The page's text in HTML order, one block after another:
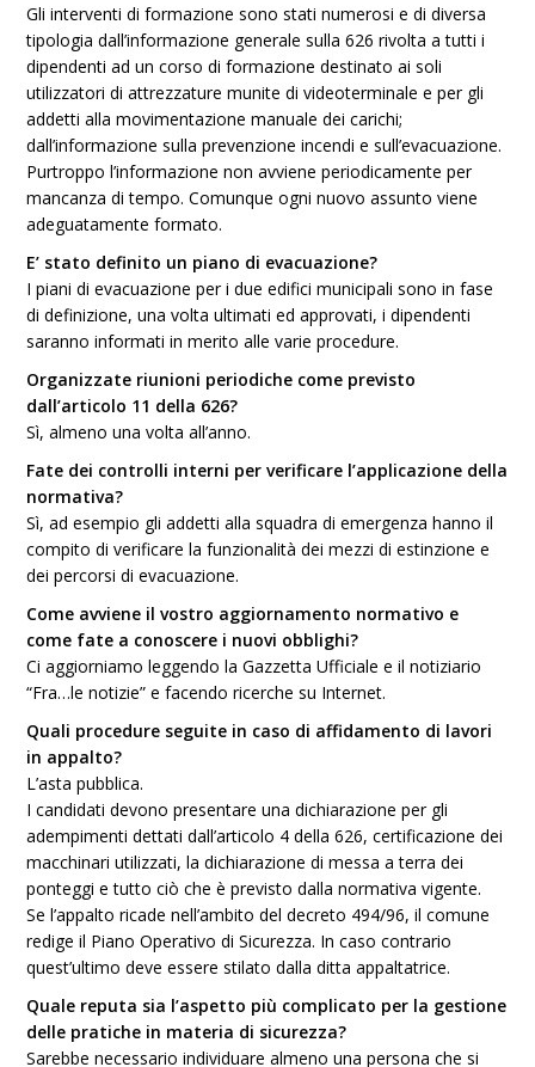
Gli interventi di formazione sono stati numerosi e di diversa
tipologia dall’informazione generale sulla 626 rivolta a tutti i
dipendenti ad un corso di formazione destinato ai soli
utilizzatori di attrezzature munite di videoterminale e per gli
addetti alla movimentazione manuale dei carichi;
dall’informazione sulla prevenzione incendi e sull’evacuazione.
Purtroppo l’informazione non avviene periodicamente per
mancanza di tempo. Comunque ogni nuovo assunto viene
adeguatamente formato.
E’ stato definito un piano di evacuazione?
I piani di evacuazione per i due edifici municipali sono in fase
di definizione, una volta ultimati ed approvati, i dipendenti
saranno informati in merito alle varie procedure.
Organizzate riunioni periodiche come previsto
dall’articolo 11 della 626?
Sì, almeno una volta all’anno.
Fate dei controlli interni per verificare l’applicazione della
normativa?
Sì, ad esempio gli addetti alla squadra di emergenza hanno il
compito di verificare la funzionalità dei mezzi di estinzione e
dei percorsi di evacuazione.
Come avviene il vostro aggiornamento normativo e
come fate a conoscere i nuovi obblighi?
Ci aggiorniamo leggendo la Gazzetta Ufficiale e il notiziario
“Fra…le notizie” e facendo ricerche su Internet.
Quali procedure seguite in caso di affidamento di lavori
in appalto?
L’asta pubblica.
I candidati devono presentare una dichiarazione per gli
adempimenti dettati dall’articolo 4 della 626, certificazione dei
macchinari utilizzati, la dichiarazione di messa a terra dei
ponteggi e tutto ciò che è previsto dalla normativa vigente.
Se l’appalto ricade nell’ambito del decreto 494/96, il comune
redige il Piano Operativo di Sicurezza. In caso contrario
quest’ultimo deve essere stilato dalla ditta appaltatrice.
Quale reputa sia l’aspetto più complicato per la gestione
delle pratiche in materia di sicurezza?
Sarebbe necessario individuare almeno una persona che si